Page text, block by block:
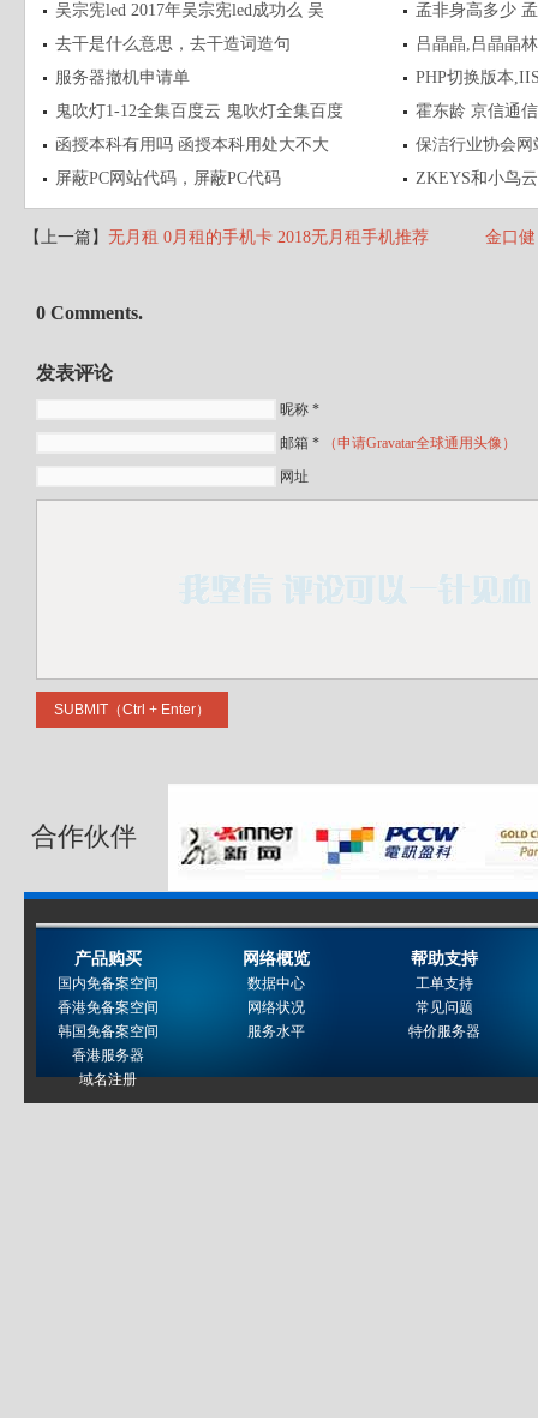
吴宗宪led 2017年吴宗宪led成功么 吴
孟非身高多少
去干是什么意思，去干造词造句
吕晶晶,吕晶晶
服务器撤机申请单
PHP切换版本
鬼吹灯1-12全集百度云 鬼吹灯全集百度
霍东龄 京信通
函授本科有用吗 函授本科用处大不大
保洁行业协会网
屏蔽PC网站代码，屏蔽PC代码
ZKEYS和小鸟
【上一篇】 无月租 0月租的手机卡 2018无月租手机推荐 金口
0 Comments.
发表评论
昵称 *
邮箱 *
（申请Gravatar全球通用头像）
网址
合作伙伴
产品购买
国内免备案空间
香港免备案空间
韩国免备案空间
香港服务器
域名注册
网络概览
数据中心
网络状况
服务水平
帮助支持
工单支持
常见问题
特价服务器